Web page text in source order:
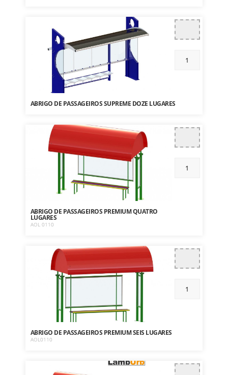
ABRIGO DE PASSAGEIROS SUPREME DOZE LUGARES
ABRIGO DE PASSAGEIROS PREMIUM QUATRO
LUGARES
AOL 0110
ABRIGO DE PASSAGEIROS PREMIUM SEIS LUGARES
AOL0110